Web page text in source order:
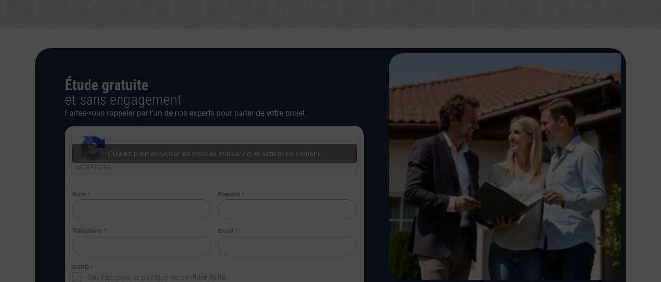
Étude gratuite
et sans engagement
Faites-vous rappeler par l’un de nos experts pour parler de votre projet
Cliquez pour accepter les cookies marketing et activer ce contenu
Nom * Prénom *
Téléphone * Email *
RGPD *
Oui, j'accepte la politique de confidentialité.